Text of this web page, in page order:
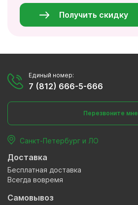
Получить скидку
Единый номер:
7 (812) 666-5-666
Перезвоните мне
Санкт-Петербург и ЛО
Доставка
Бесплатная доставка
Всегда вовремя
Самовывоз